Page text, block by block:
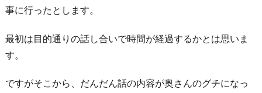
事に行ったとします。
最初は目的通りの話し合いで時間が経過するかとは思いま
す。
ですがそこから、だんだん話の内容が奥さんのグチになっ